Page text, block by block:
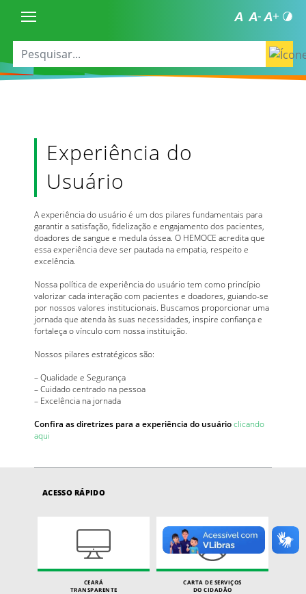
Experiência do
Usuário
A experiência do usuário é um dos pilares fundamentais para
garantir a satisfação, fidelização e engajamento dos pacientes,
doadores de sangue e medula óssea. O HEMOCE acredita que
essa experiência deve ser pautada na empatia, respeito e
excelência.
Nossa política de experiência do usuário tem como princípio
valorizar cada interação com pacientes e doadores, guiando-se
por nossos valores institucionais. Buscamos proporcionar uma
jornada que atenda às suas necessidades, inspire confiança e
fortaleça o vínculo com nossa instituição.
Nossos pilares estratégicos são:
– Qualidade e Segurança
– Cuidado centrado na pessoa
– Excelência na jornada
Confira as diretrizes para a experiência do usuárioclicando
aqui
ACESSO RÁPIDO
CEARÁ
TRANSPARENTE
CARTA DE SERVIÇOS
DO CIDADÃO